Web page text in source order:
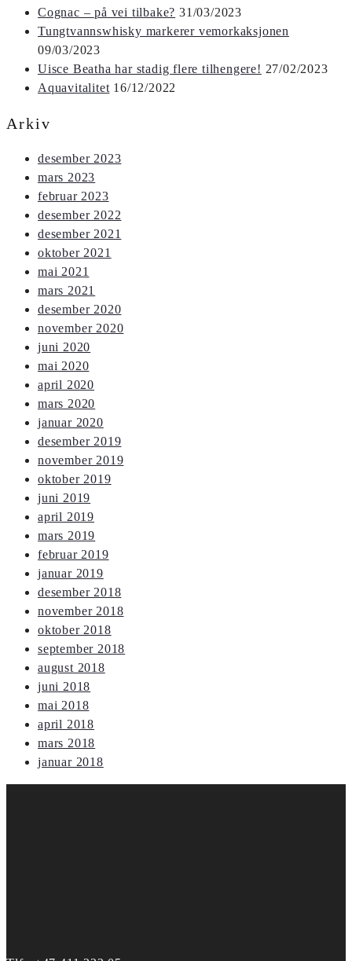
Cognac – på vei tilbake? 31/03/2023
Tungtvannswhisky markerer vemorkaksjonen
09/03/2023
Uisce Beatha har stadig flere tilhengere! 27/02/2023
Aquavitalitet 16/12/2022
Arkiv
desember 2023
mars 2023
februar 2023
desember 2022
desember 2021
oktober 2021
mai 2021
mars 2021
desember 2020
november 2020
juni 2020
mai 2020
april 2020
mars 2020
januar 2020
desember 2019
november 2019
oktober 2019
juni 2019
april 2019
mars 2019
februar 2019
januar 2019
desember 2018
november 2018
oktober 2018
september 2018
august 2018
juni 2018
mai 2018
april 2018
mars 2018
januar 2018